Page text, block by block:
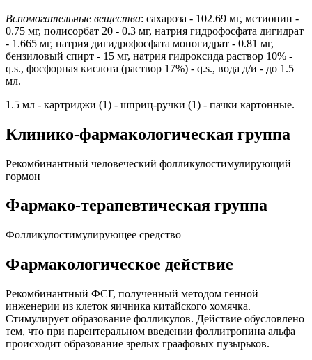
Вспомогательные вещества: сахароза - 102.69 мг, метионин -
0.75 мг, полисорбат 20 - 0.3 мг, натрия гидрофосфата дигидрат
- 1.665 мг, натрия дигидрофосфата моногидрат - 0.81 мг,
бензиловый спирт - 15 мг, натрия гидроксида раствор 10% -
q.s., фосфорная кислота (раствор 17%) - q.s., вода д/и - до 1.5
мл.
1.5 мл - картриджи (1) - шприц-ручки (1) - пачки картонные.
Клинико-фармакологическая группа
Рекомбинантный человеческий фолликулостимулирующий
гормон
Фармако-терапевтическая группа
Фолликулостимулирующее средство
Фармакологическое действие
Рекомбинантный ФСГ, полученный методом генной
инженерии из клеток яичника китайского хомячка.
Стимулирует образование фолликулов. Действие обусловлено
тем, что при парентеральном введении фоллитропина альфа
происходит образование зрелых граафовых пузырьков.